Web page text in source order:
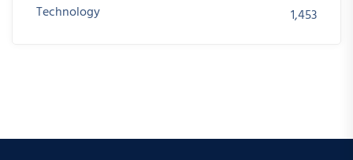
Technology
1,453